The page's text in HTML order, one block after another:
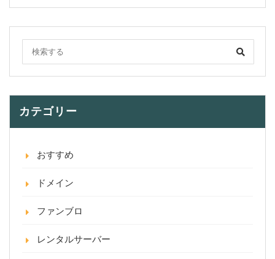
カテゴリー
おすすめ
ドメイン
ファンブロ
レンタルサーバー